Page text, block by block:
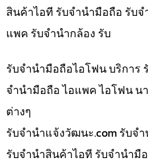
สินค้าไอที รับจำนำมือถือ รับ
แพค รับจำนำกล้อง รับ
รับจำนำมือถือไอโฟน บริการ
จำนำมือถือ ไอแพค ไอโฟน น
ต่างๆ
รับจํานําแจ้งวัฒนะ.com รับจ
รับจำนำสินค้าไอที รับจำนำมื